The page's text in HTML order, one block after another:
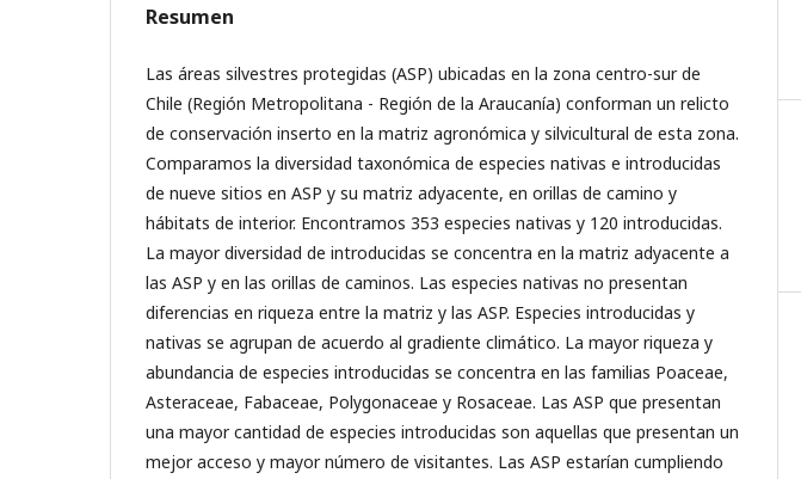
Resumen
Las áreas silvestres protegidas (ASP) ubicadas en la zona centro-sur de
Chile (Región Metropolitana - Región de la Araucanía) conforman un relicto
de conservación inserto en la matriz agronómica y silvicultural de esta zona.
Comparamos la diversidad taxonómica de especies nativas e introducidas
de nueve sitios en ASP y su matriz adyacente, en orillas de camino y
hábitats de interior. Encontramos 353 especies nativas y 120 introducidas.
La mayor diversidad de introducidas se concentra en la matriz adyacente a
las ASP y en las orillas de caminos. Las especies nativas no presentan
diferencias en riqueza entre la matriz y las ASP. Especies introducidas y
nativas se agrupan de acuerdo al gradiente climático. La mayor riqueza y
abundancia de especies introducidas se concentra en las familias Poaceae,
Asteraceae, Fabaceae, Polygonaceae y Rosaceae. Las ASP que presentan
una mayor cantidad de especies introducidas son aquellas que presentan un
mejor acceso y mayor número de visitantes. Las ASP estarían cumpliendo